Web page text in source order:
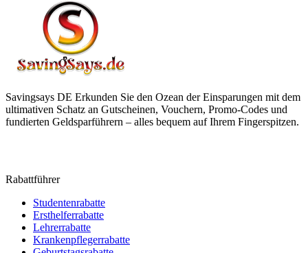
Savingsays DE Erkunden Sie den Ozean der Einsparungen mit dem
ultimativen Schatz an Gutscheinen, Vouchern, Promo-Codes und
fundierten Geldsparführern – alles bequem auf Ihrem Fingerspitzen.
Rabattführer
Studentenrabatte
Ersthelferrabatte
Lehrerrabatte
Krankenpflegerrabatte